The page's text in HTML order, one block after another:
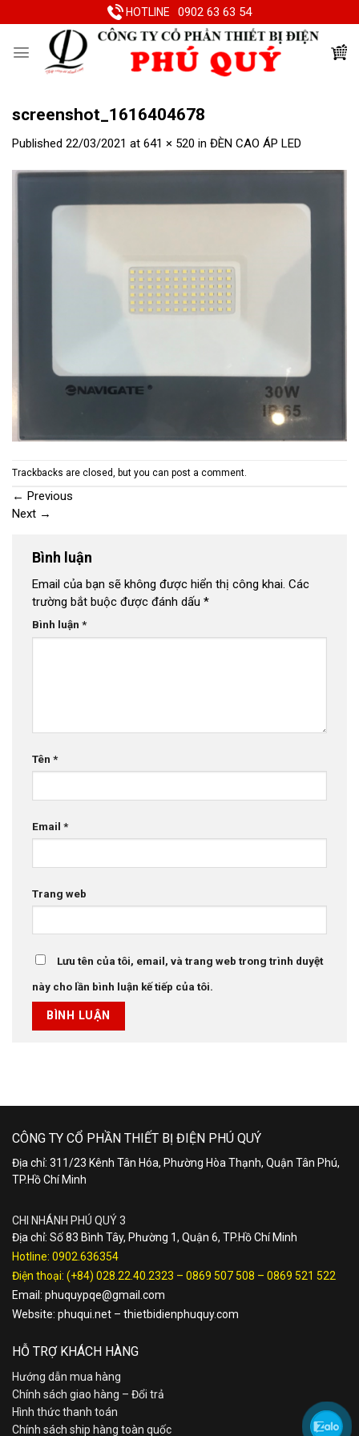
to
HOTLINE 0902 63 63 54
screenshot_1616404678
Published 22/03/2021 at 641 × 520 in ĐÈN CAO ÁP LED
Trackbacks are closed, but you can post a comment
← Previous
Next →
Bình luận
Email của bạn sẽ không được hiển thị công khai. Các
trường bắt buộc được đánh dấu *
Bình luận *
Tên *
Email *
Trang web
Lưu tên của tôi, email, và trang web trong trình duyệt
này cho lần bình luận kế tiếp của tôi.
CÔNG TY CỔ PHẦN THIẾT BỊ ĐIỆN PHÚ QUÝ
Địa chỉ: 311/23 Kênh Tân Hóa, Phường Hòa Thạnh, Quận Tân Phú,
TP.Hồ Chí Minh
CHI NHÁNH PHÚ QUÝ 3
Địa chỉ: Số 83 Bình Tây, Phường 1, Quận 6, TP.Hồ Chí Minh
Hotline: 0902.636354
Điện thoại: (+84) 028.22.40.2323 – 0869 507 508 – 0869 521 522
Email: phuquypqe@gmail.com
Website: phuqui.net – thietbidienphuquy.com
HỖ TRỢ KHÁCH HÀNG
Hướng dẫn mua hàng
Chính sách giao hàng – Đổi trả
Hình thức thanh toán
Chính sách ship hàng toàn quốc